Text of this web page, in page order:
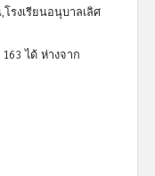
รงเรียนอนุบาลเลิศ
ได้ ห่างจาก